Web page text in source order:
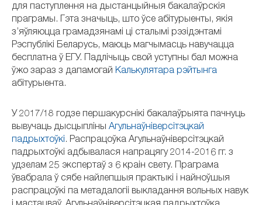
для паступлення на дыстанцыйныя бакалаўрскія
праграмы. Гэта значыць, што ўсе абітурыенты, якія
з’яўляюцца грамадзянамі ці сталымі рэзідэнтамі
Рэспублікі Беларусь, маюць магчымасць навучацца
бесплатна ў ЕГУ. Падлічыць свой уступны бал можна
ўжо зараз з дапамогай Калькулятара рэйтынга
абітурыента.
У 2017/18 годзе першакурснікі бакалаўрыята пачнуць
вывучаць дысцыпліны Агульнаўніверсітэцкай
падрыхтоўкі. Распрацоўка Агульнаўніверсітэцкай
падрыхтоўкі адбывалася напрацягу 2014-2016 гг. з
удзелам 25 экспертаў з 6 краін свету. Праграма
ўвабрала ў сябе найлепшыя практыкі і найноўшыя
распрацоўкі па метадалогіі выкладання вольных навук